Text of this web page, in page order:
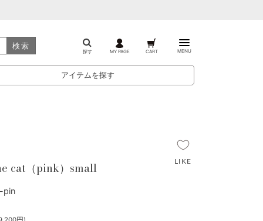
検索
探す MY PAGE CART MENU
アイテムを探す
cat（pink）small
pin